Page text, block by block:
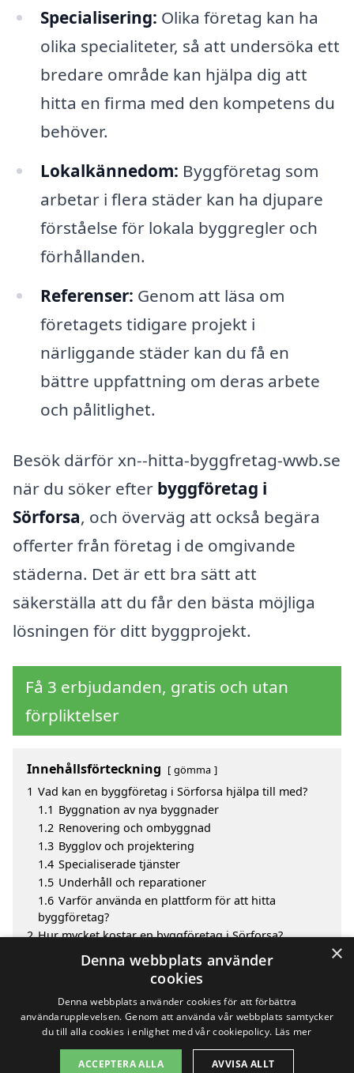
Specialisering: Olika företag kan ha
olika specialiteter, så att undersöka ett
bredare område kan hjälpa dig att
hitta en firma med den kompetens du
behöver.
Lokalkännedom: Byggföretag som
arbetar i flera städer kan ha djupare
förståelse för lokala byggregler och
förhållanden.
Referenser: Genom att läsa om
företagets tidigare projekt i
närliggande städer kan du få en
bättre uppfattning om deras arbete
och pålitlighet.
Besök därför xn--hitta-byggfretag-wwb.se
när du söker efter byggföretag i
Sörforsa, och överväg att också begära
offerter från företag i de omgivande
städerna. Det är ett bra sätt att
säkerställa att du får den bästa möjliga
lösningen för ditt byggprojekt.
Få 3 erbjudanden, gratis och utan
förpliktelser
Innehållsförteckning gömma
1 Vad kan en byggföretag i Sörforsa hjälpa till med?
1.1 Byggnation av nya byggnader
1.2 Renovering och ombyggnad
1.3 Bygglov och projektering
1.4 Specialiserade tjänster
1.5 Underhåll och reparationer
1.6 Varför använda en plattform för att hitta
byggföretag?
2 Hur mycket kostar en byggföretag i Sörforsa?
Fördelar med att välja byggföretag i Sörforsa
Sök efter en skicklig byggföretag i de omgivande
Copyright 2026 - Pilanto Aps
×
Denna webbplats använder
cookies
Denna webbplats använder cookies för att förbättra
användarupplevelsen. Genom att använda vår webbplats samtycker
du till alla cookies i enlighet med vår cookiepolicy. Läs mer
ACCEPTERA ALLA AVVISA ALLT